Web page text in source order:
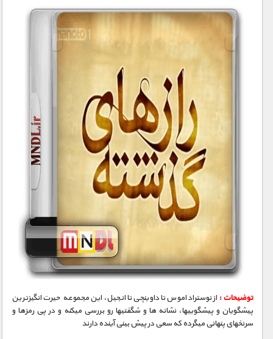
سازه/ معماری/ مهندسی
سرگرمی
شناخت کودکان
علم و فناوری
فرهنگ / هنر
کیهان / نجوم
ماورایی
مسابقات / ورزشی
مستند های اختصاصی
توضیحات :از نوستراداموس تا داوینچی تا انجیل، این مجموعه حیرت انگیزترین
پیشگویان و پیشگوییها، نشانه­ ها و شگفتیها رو بررسی میکنه و در پی رمزها و
سرنخهای پنهانی میگرده که سعی در پیش بینی آینده دارند